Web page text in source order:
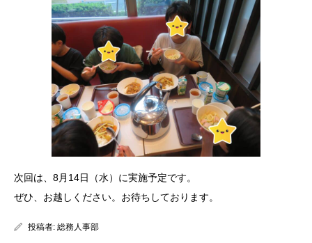
次回は、8月14日（水）に実施予定です。
ぜひ、お越しください。お待ちしております。
投稿者: 総務人事部